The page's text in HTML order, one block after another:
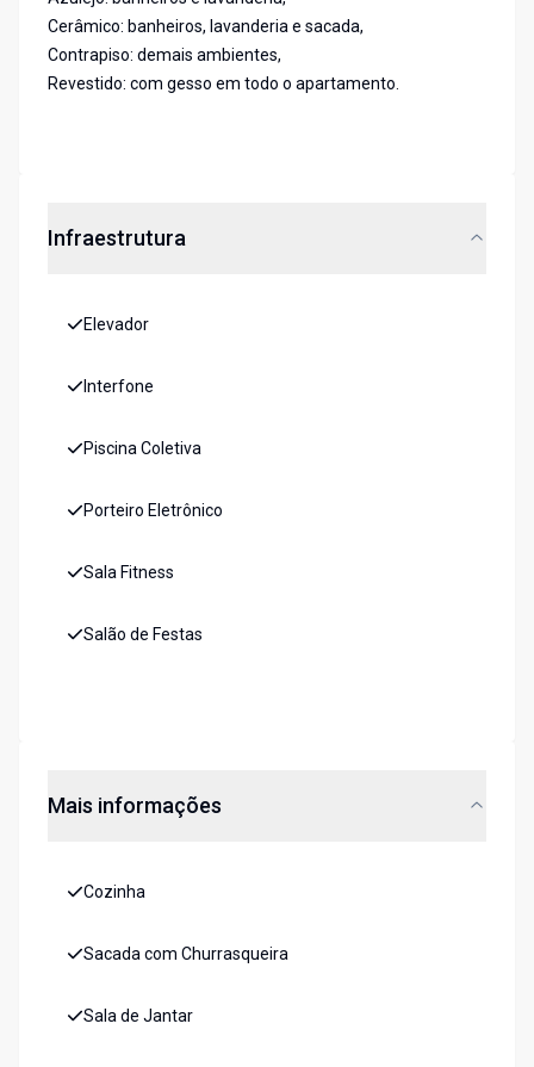
Cerâmico: banheiros, lavanderia e sacada,
Contrapiso: demais ambientes,
Revestido: com gesso em todo o apartamento.
Infraestrutura
Elevador
Interfone
Piscina Coletiva
Porteiro Eletrônico
Sala Fitness
Salão de Festas
Mais informações
Cozinha
Sacada com Churrasqueira
Sala de Jantar